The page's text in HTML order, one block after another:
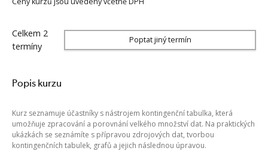
Celkem 2
termíny
Poptat jiný termín
Popis kurzu
Kurz seznamuje účastníky s nástrojem kontingenční tabulka, která
umožňuje zpracování a porovnání velkého množství dat. Na praktických
ukázkách se seznámíte s přípravou zdrojových dat, tvorbou
kontingenčních tabulek, grafů a jejich následnou úpravou.